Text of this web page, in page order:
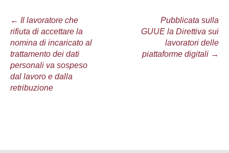
Navigazione
articolo
← Il lavoratore che
rifiuta di accettare la
nomina di incaricato al
trattamento dei dati
personali va sospeso
dal lavoro e dalla
retribuzione
Pubblicata sulla
GUUE la Direttiva sui
lavoratori delle
piattaforme digitali →